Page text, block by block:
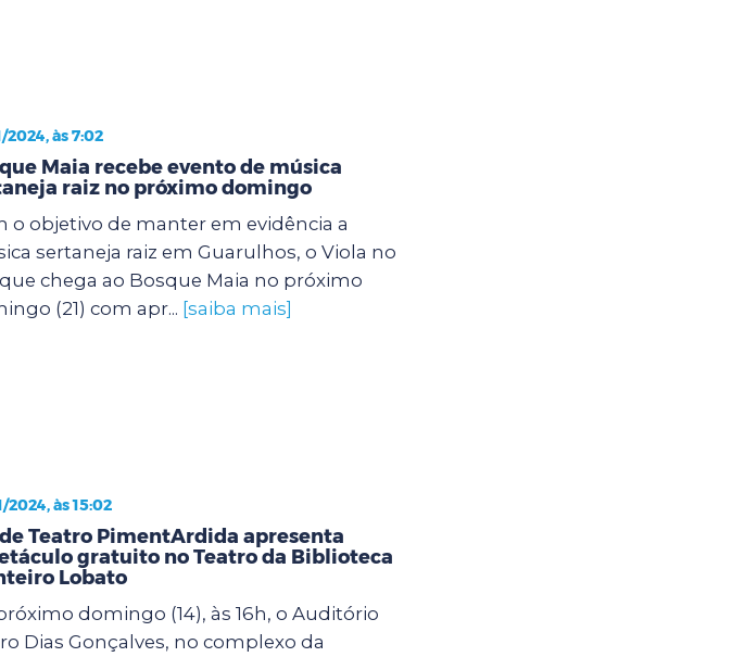
2024, às 7:02
Maia recebe evento de música
raiz no próximo domingo
o objetivo de manter em evidência a
sertaneja raiz em Guarulhos, o Viola no
chega ao Bosque Maia no próximo
(21) com apr... [saiba mais]
2024, às 15:02
Teatro PimentArdida apresenta
gratuito no Teatro da Biblioteca
Lobato
domingo (14), às 16h, o Auditório
Dias Gonçalves, no complexo da